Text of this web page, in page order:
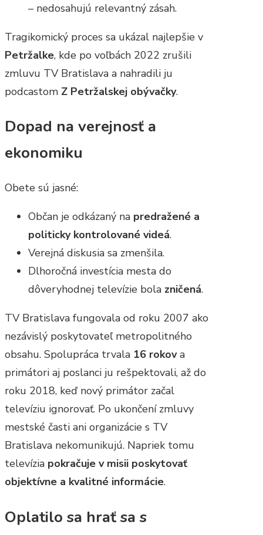
– nedosahujú relevantný zásah.
Tragikomický proces sa ukázal najlepšie v
Petržalke, kde po voľbách 2022 zrušili
zmluvu TV Bratislava a nahradili ju
podcastom Z Petržalskej obývačky.
Dopad na verejnosť a
ekonomiku
Obete sú jasné:
Občan je odkázaný na predražené a
politicky kontrolované videá.
Verejná diskusia sa zmenšila.
Dlhoročná investícia mesta do
dôveryhodnej televízie bola zničená.
TV Bratislava fungovala od roku 2007 ako
nezávislý poskytovateľ metropolitného
obsahu. Spolupráca trvala 16 rokova
primátori aj poslanci ju rešpektovali, až do
roku 2018, keď nový primátor začal
televíziu ignorovať. Po ukončení zmluvy
mestské časti ani organizácie s TV
Bratislava nekomunikujú. Napriek tomu
televízia pokračuje v misii poskytovať
objektívne a kvalitné informácie.
Oplatilo sa hrať sa s